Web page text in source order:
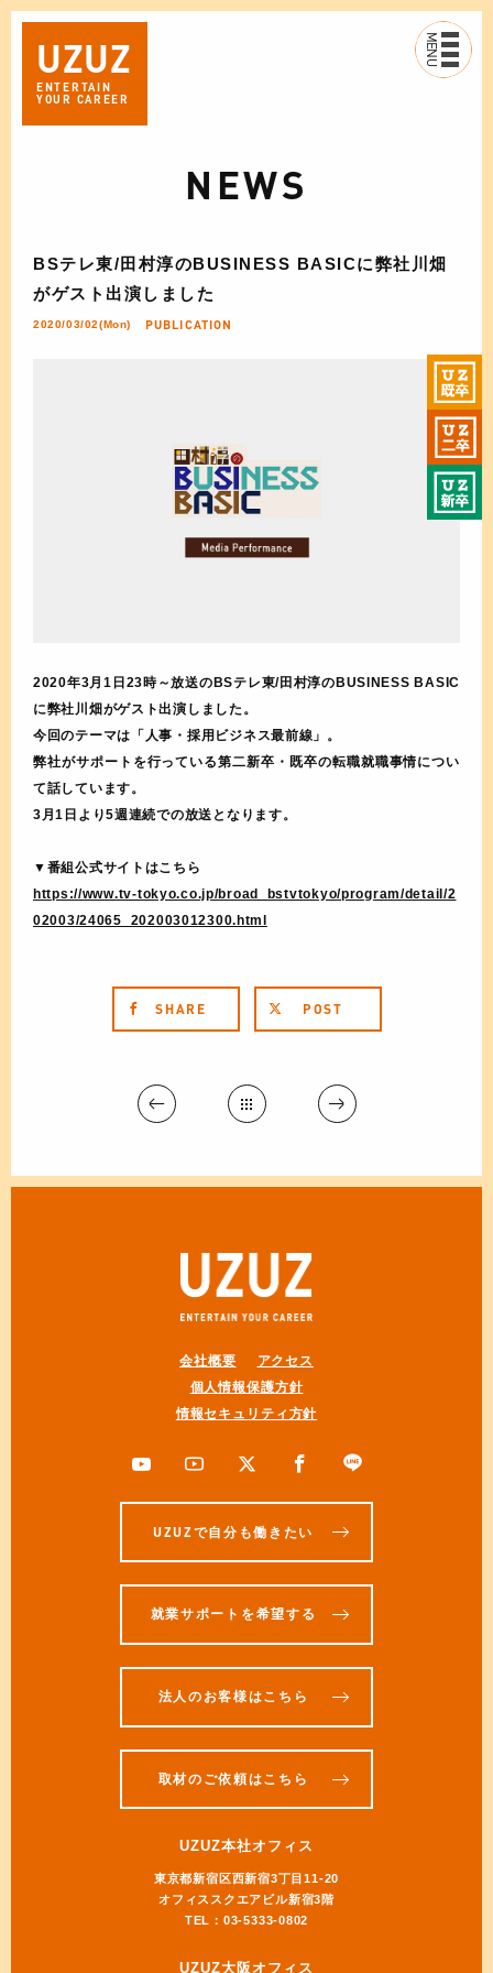
UZUZ
ENTERTAIN
YOUR CAREER
MENU
NEWS
BSテレ東/田村淳のBUSINESS BASICに弊社川畑
がゲスト出演しました
2020/03/02(Mon) PUBLICATION
2020年3月1日23時～放送のBSテレ東/田村淳のBUSINESS BASIC
に弊社川畑がゲスト出演しました。
今回のテーマは「人事・採用ビジネス最前線」。
弊社がサポートを行っている第二新卒・既卒の転職就職事情につい
て話しています。
3月1日より5週連続での放送となります。
▼番組公式サイトはこちら
https://www.tv-tokyo.co.jp/broad_bstvtokyo/program/detail/2
02003/24065_202003012300.html
SHARE POST
会社概要
アクセス
個人情報保護方針
情報セキュリティ方針
UZUZで自分も働きたい
就業サポートを希望する
法人のお客様はこちら
取材のご依頼はこちら
UZUZ本社オフィス
東京都新宿区西新宿3丁目11-20
オフィススクエアビル新宿3階
TEL：03-5333-0802
UZUZ大阪オフィス